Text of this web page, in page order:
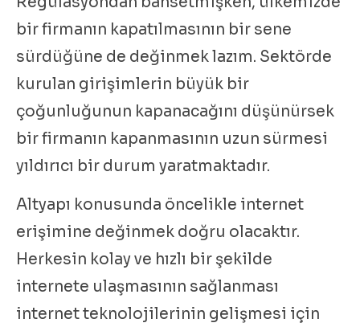
bir firmanın kapatılmasının bir sene
sürdüğüne de değinmek lazım. Sektörde
kurulan girişimlerin büyük bir
çoğunluğunun kapanacağını düşünürsek
bir firmanın kapanmasının uzun sürmesi
yıldırıcı bir durum yaratmaktadır.
Altyapı konusunda öncelikle internet
erişimine değinmek doğru olacaktır.
Herkesin kolay ve hızlı bir şekilde
internete ulaşmasının sağlanması
internet teknolojilerinin gelişmesi için